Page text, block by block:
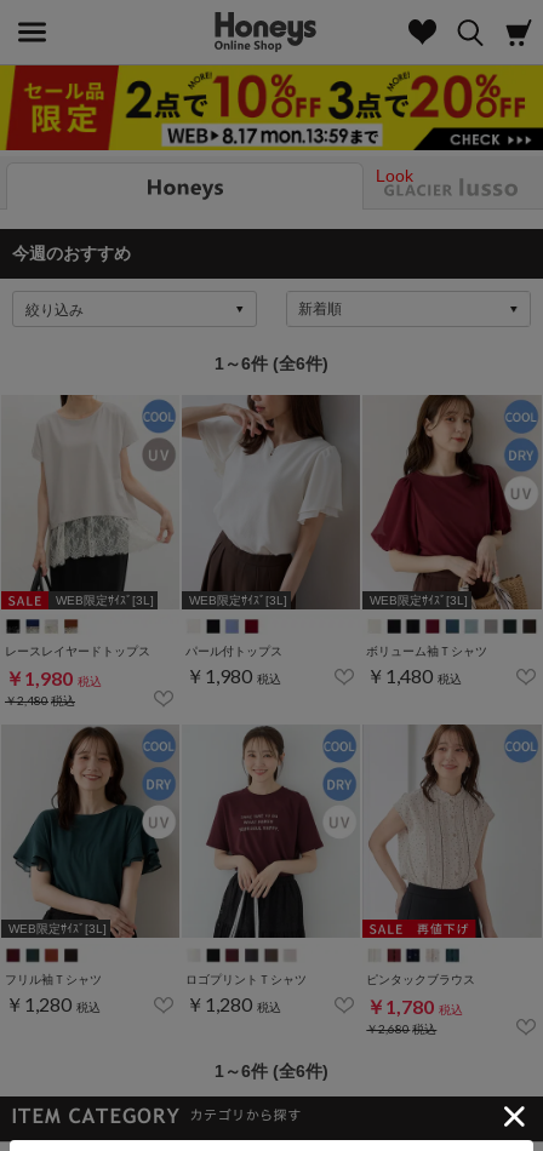
Look
今週のおすすめ
絞り込み
1～6件 (全6件)
WEB限定ｻｲｽﾞ[3L]
レースレイヤードトップス
￥1,980 税込
￥2,480税込
WEB限定ｻｲｽﾞ[3L]
パール付トップス
￥1,980 税込
WEB限定ｻｲｽﾞ[3L]
ボリューム袖Ｔシャツ
￥1,480 税込
WEB限定ｻｲｽﾞ[3L]
フリル袖Ｔシャツ
￥1,280 税込
ロゴプリントＴシャツ
￥1,280 税込
ピンタックブラウス
￥1,780 税込
￥2,680税込
1～6件 (全6件)